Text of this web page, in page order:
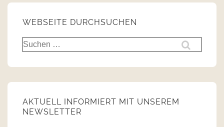
WEBSEITE DURCHSUCHEN
AKTUELL INFORMIERT MIT UNSEREM
NEWSLETTER